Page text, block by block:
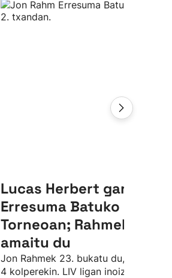
Lucas Herbert garaile,
Erresuma Batuko LIV
Torneoan; Rahmek 23.
amaitu du
Jon Rahmek 23. bukatu du, par
4 kolperekin. LIV ligan inoiz izan duen